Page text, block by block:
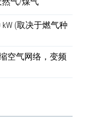
kW (取决于燃气种
空气网络，变频